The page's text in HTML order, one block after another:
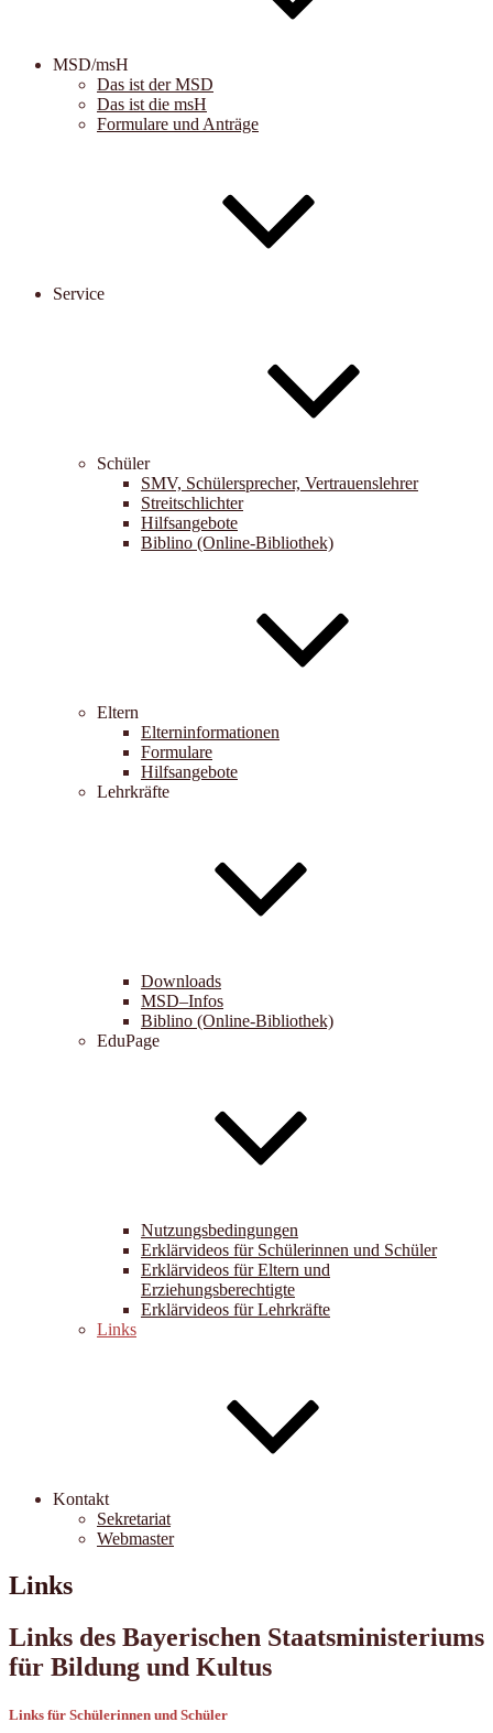
MSD/msH
Das ist der MSD
Das ist die msH
Formulare und Anträge
Service
Schüler
SMV, Schülersprecher, Vertrauenslehrer
Streitschlichter
Hilfsangebote
Biblino (Online-Bibliothek)
Eltern
Elterninformationen
Formulare
Hilfsangebote
Lehrkräfte
Downloads
MSD–Infos
Biblino (Online-Bibliothek)
EduPage
Nutzungsbedingungen
Erklärvideos für Schülerinnen und Schüler
Erklärvideos für Eltern und
Erziehungsberechtigte
Erklärvideos für Lehrkräfte
Links
Kontakt
Sekretariat
Webmaster
Links
Links des Bayerischen Staatsministeriums
für Bildung und Kultus
Links für Schülerinnen und Schüler